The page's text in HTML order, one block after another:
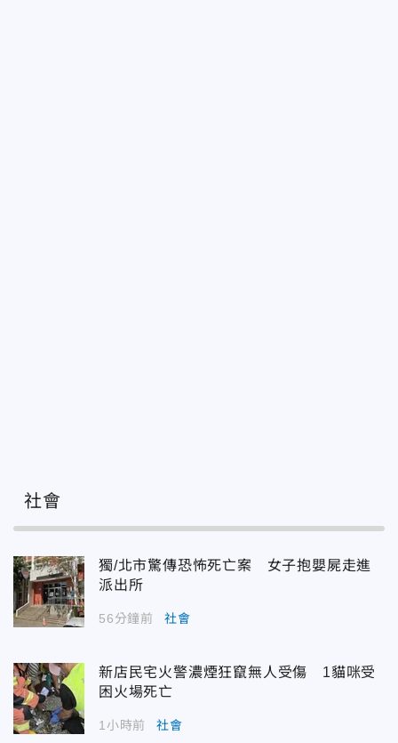
社會
獨/北市驚傳恐怖死亡案 女子抱嬰屍走進
派出所
56分鐘前 社會
新店民宅火警濃煙狂竄無人受傷 1貓咪受
困火場死亡
1小時前 社會